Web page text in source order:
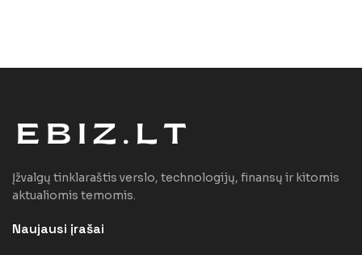
Įžvalgų tinklaraštis verslo, technologijų, finansų ir kitomis
aktualiomis temomis.
Naujausi įrašai